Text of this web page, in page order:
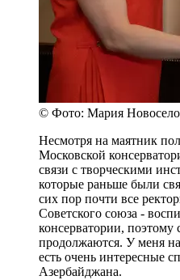
© Фото: Мария
Несмотря на маятник
Московской
связи с творческими
которые раньше были
сих пор почти все
Советского союза -
консерватории, поэтому
продолжаются. У меня
есть очень интересные
Азербайджана.